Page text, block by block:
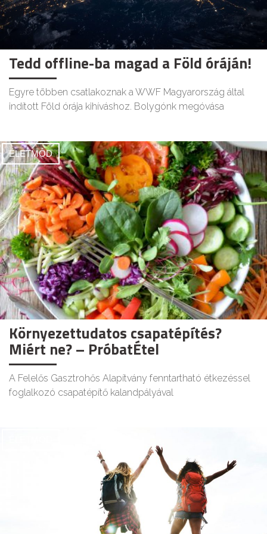
Tedd offline-ba magad a Föld óráján!
Egyre többen csatlakoznak a WWF Magyarország által
indított Föld órája kihíváshoz. Bolygónk megóvása
ÉLETMÓD
Környezettudatos csapatépítés?
Miért ne? – PróbatÉtel
A Felelős Gasztrohős Alapítvány fenntartható étkezéssel
foglalkozó csapatépítő kalandpályával